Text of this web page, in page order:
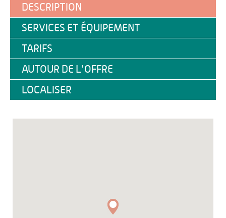
DESCRIPTION
SERVICES ET ÉQUIPEMENT
TARIFS
AUTOUR DE L'OFFRE
LOCALISER